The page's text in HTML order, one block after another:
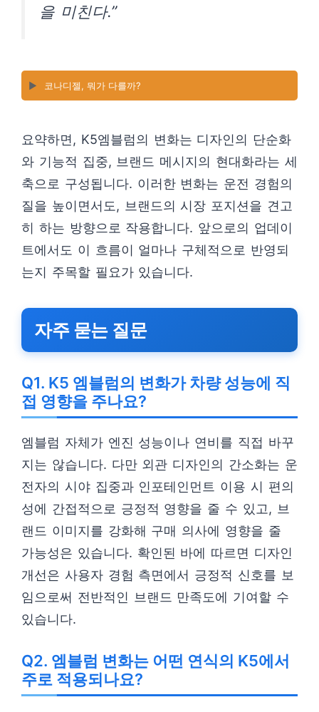
을 미친다.”
▶️ 코나디젤, 뭐가 다를까?
요약하면, K5엠블럼의 변화는 디자인의 단순화
와 기능적 집중, 브랜드 메시지의 현대화라는 세
축으로 구성됩니다. 이러한 변화는 운전 경험의
질을 높이면서도, 브랜드의 시장 포지션을 견고
히 하는 방향으로 작용합니다. 앞으로의 업데이
트에서도 이 흐름이 얼마나 구체적으로 반영되
는지 주목할 필요가 있습니다.
자주 묻는 질문
Q1. K5 엠블럼의 변화가 차량 성능에 직
접 영향을 주나요?
엠블럼 자체가 엔진 성능이나 연비를 직접 바꾸
지는 않습니다. 다만 외관 디자인의 간소화는 운
전자의 시야 집중과 인포테인먼트 이용 시 편의
성에 간접적으로 긍정적 영향을 줄 수 있고, 브
랜드 이미지를 강화해 구매 의사에 영향을 줄
가능성은 있습니다. 확인된 바에 따르면 디자인
개선은 사용자 경험 측면에서 긍정적 신호를 보
임으로써 전반적인 브랜드 만족도에 기여할 수
있습니다.
Q2. 엠블럼 변화는 어떤 연식의 K5에서
주로 적용되나요?